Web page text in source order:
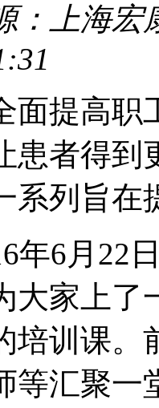
：上海宏
提高职工
患者得到
系列旨在
6月22日
大家上了
培训课。
等汇聚一